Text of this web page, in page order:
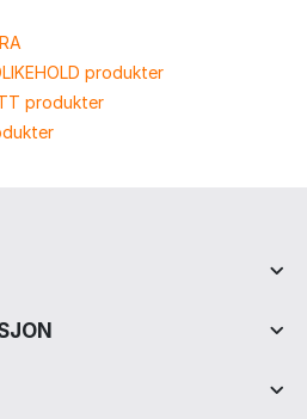
produkter
produkter